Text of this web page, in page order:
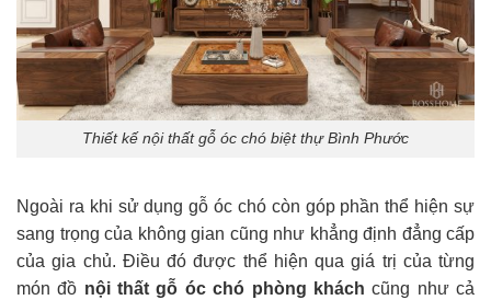
Thiết kế nội thất gỗ óc chó biệt thự Bình Phước
Ngoài ra khi sử dụng gỗ óc chó còn góp phần thể hiện sự
sang trọng của không gian cũng như khẳng định đẳng cấp
của gia chủ. Điều đó được thể hiện qua giá trị của từng
món đồ nội thất gỗ óc chó phòng khách cũng như cả